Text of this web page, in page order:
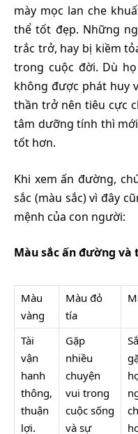
mày mọc lan che
thể tốt đẹp. Những
trắc trở, hay bị kiềm
trong cuộc đời. Dù
không được phát huy
thần trở nên tiêu cực
tâm dưỡng tính thì
tốt hơn.
Khi xem ấn đường,
sắc (màu sắc) vì đây
mệnh của con người:
Màu sắc ấn đường
Màu
vàng
Màu đỏ
tía
Tài
vận
hanh
thông,
thuận
lợi.
Gặp
nhiều
chuyện
vui trong
cuộc sống
và sự